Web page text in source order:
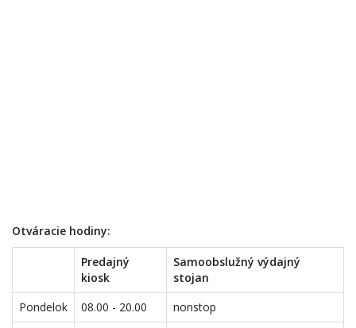
Otváracie hodiny:
Predajný
kiosk
Samoobslužný výdajný
stojan
Pondelok
08.00 - 20.00
nonstop